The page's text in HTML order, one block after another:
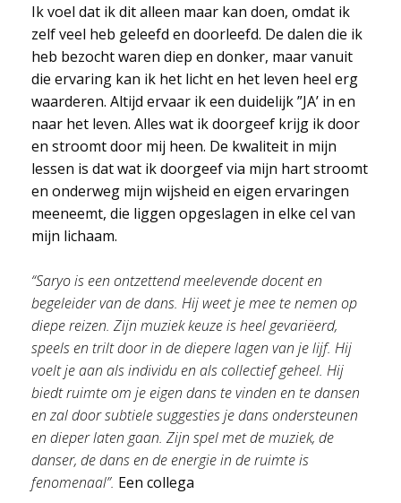
Ik voel dat ik dit alleen maar kan doen, omdat ik
zelf veel heb geleefd en doorleefd. De dalen die ik
heb bezocht waren diep en donker, maar vanuit
die ervaring kan ik het licht en het leven heel erg
waarderen. Altijd ervaar ik een duidelijk ”JA’ in en
naar het leven. Alles wat ik doorgeef krijg ik door
en stroomt door mij heen. De kwaliteit in mijn
lessen is dat wat ik doorgeef via mijn hart stroomt
en onderweg mijn wijsheid en eigen ervaringen
meeneemt, die liggen opgeslagen in elke cel van
mijn lichaam.
“Saryo is een ontzettend meelevende docent en
begeleider van de dans. Hij weet je mee te nemen op
diepe reizen. Zijn muziek keuze is heel gevariëerd,
speels en trilt door in de diepere lagen van je lijf. Hij
voelt je aan als individu en als collectief geheel. Hij
biedt ruimte om je eigen dans te vinden en te dansen
en zal door subtiele suggesties je dans ondersteunen
en dieper laten gaan. Zijn spel met de muziek, de
danser, de dans en de energie in de ruimte is
fenomenaal”. Een collega